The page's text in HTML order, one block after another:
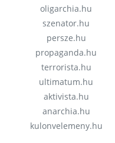
oligarchia.hu
szenator.hu
persze.hu
propaganda.hu
terrorista.hu
ultimatum.hu
aktivista.hu
anarchia.hu
kulonvelemeny.hu